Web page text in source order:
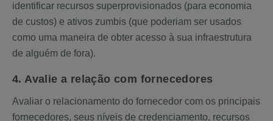
identificar recursos superprovisionados (para economia
de custos) e ativos zumbis (que poderiam ser usados ​​
como uma maneira de obter acesso à sua infraestrutura
de alguém de fora).
4. Avalie a relação com fornecedores
Avaliar o relacionamento do fornecedor com os principais
fornecedores, seus níveis de credenciamento, recursos